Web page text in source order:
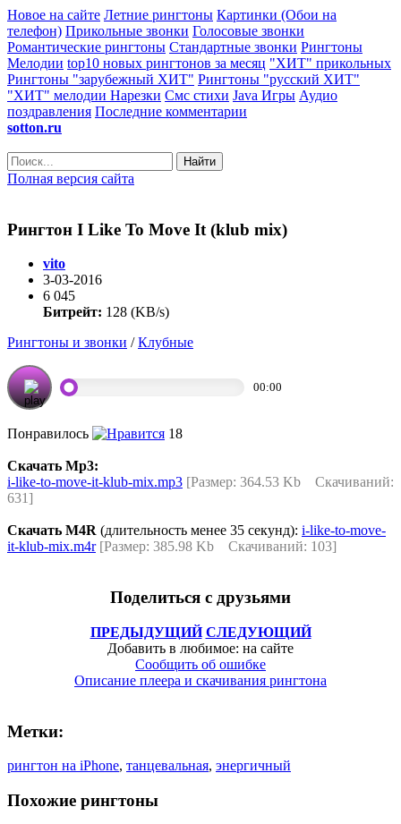
Новое на сайте Летние рингтоны Картинки (Обои на
телефон) Прикольные звонки Голосовые звонки
Романтические рингтоны Стандартные звонки Рингтоны
Мелодии top10 новых рингтонов за месяц "ХИТ" прикольных
Рингтоны "зарубежный ХИТ" Рингтоны "русский ХИТ"
"ХИТ" мелодии Нарезки Смс стихи Java Игры Аудио
поздравления Последние комментарии
sotton.ru
Найти
Полная версия сайта
Рингтон I Like To Move It (klub mix)
vito
3-03-2016
6 045
Битрейт: 128 (KB/s)
Рингтоны и звонки /Клубные
00:00
Понравилось 18
Скачать Mp3:
i-like-to-move-it-klub-mix.mp3 [Размер: 364.53 Kb Скачиваний:
631]
Скачать M4R (длительность менее 35 секунд): i-like-to-move-
it-klub-mix.m4r[Размер: 385.98 Kb Скачиваний: 103]
Поделиться с друзьями
ПРЕДЫДУЩИЙ СЛЕДУЮЩИЙ
Добавить в любимое: на сайте
Сообщить об ошибке
Описание плеера и скачивания рингтона
Метки:
рингтон на iPhone, танцевальная, энергичный
Похожие рингтоны